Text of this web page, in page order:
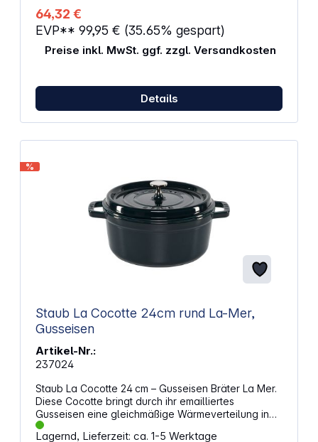
Zubereitung von Einzelportionen im Ofen Scharfes
Anbraten Gusseisen für langsame und stetige
Wärmeabgabe Schonendes Garen Zubereitung
und stilvolles Servieren Geeignet für Induktion Im
Backofen/Grill einsetzbar Rund Durchmesser: 12 cm
64,32 €
EVP** 99,95 € (35.65% gespart)
Preise inkl. MwSt. ggf. zzgl. Versandkosten
Details
%
Staub La Cocotte 24cm rund La-Mer,
Gusseisen
Artikel-Nr.:
237024
Staub La Cocotte 24 cm – Gusseisen Bräter La Mer.
Diese Cocotte bringt durch ihr emailliertes
Gusseisen eine gleichmäßige Wärmeverteilung in
Deine Küche und hilft dabei, Aromen zuverlässig zu
bewahren. Mit einem Durchmesser von 24 cm und
Lagernd, Lieferzeit: ca. 1-5 Werktage